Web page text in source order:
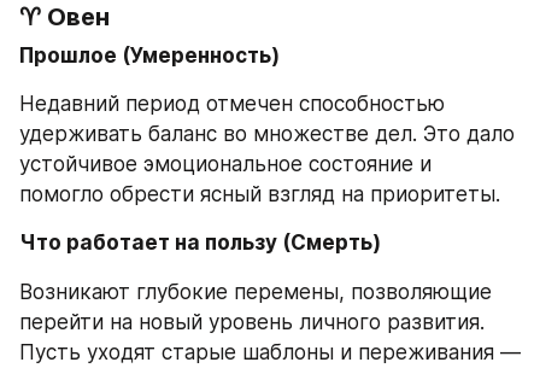
♈ Овен
Прошлое (Умеренность)
Недавний период отмечен способностью
удерживать баланс во множестве дел. Это дало
устойчивое эмоциональное состояние и
помогло обрести ясный взгляд на приоритеты.
Что работает на пользу (Смерть)
Возникают глубокие перемены, позволяющие
перейти на новый уровень личного развития.
Пусть уходят старые шаблоны и переживания —